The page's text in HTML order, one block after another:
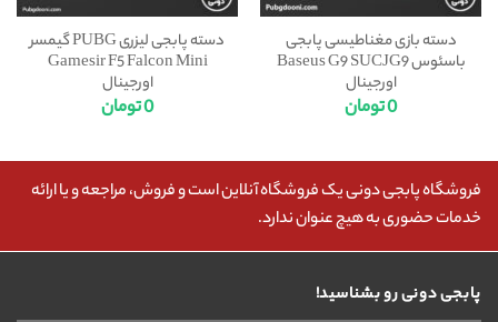
دسته بازی مغناطیسی پابجی
باسئوس Baseus G9 SUCJG9
اورجینال
0تومان
دسته پابجی لیزری PUBG گیمسر
Gamesir F5 Falcon Mini
اورجینال
0تومان
فروشگاه پابجی دونی یک فروشگاه آنلاین است و فروش، مراجعه و یا ارائه
خدمات حضوری به هیچ عنوان ندارد.
پابجی دونی رو بشناسید!